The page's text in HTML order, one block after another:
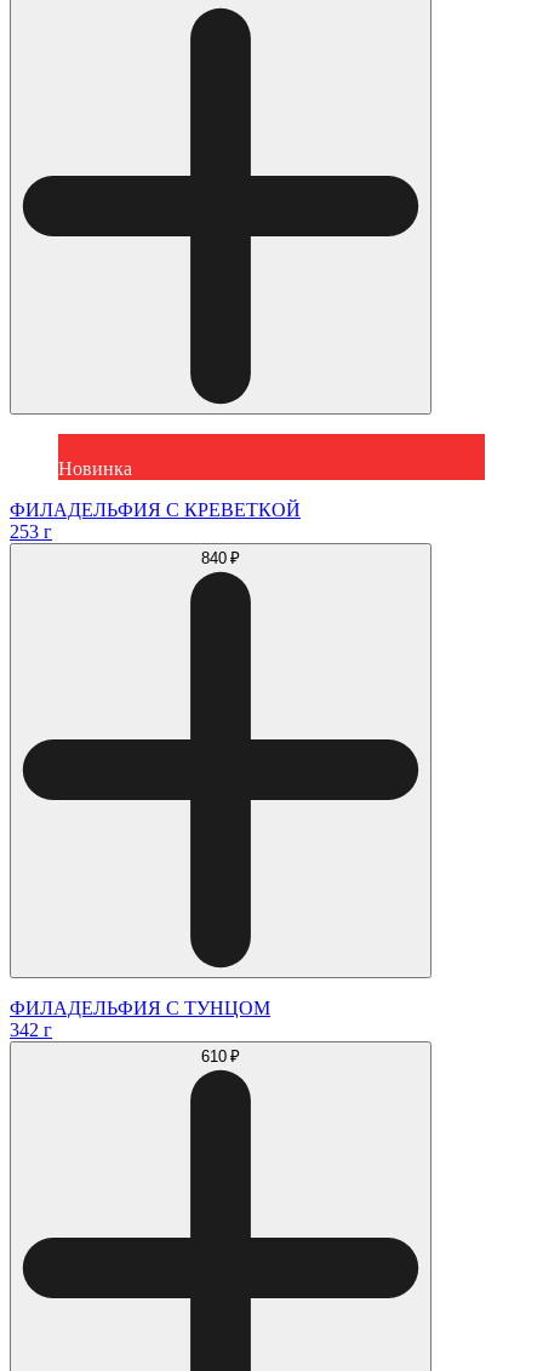
Новинка
ФИЛАДЕЛЬФИЯ С КРЕВЕТКОЙ
253 г
840 ₽
ФИЛАДЕЛЬФИЯ С ТУНЦОМ
342 г
610 ₽